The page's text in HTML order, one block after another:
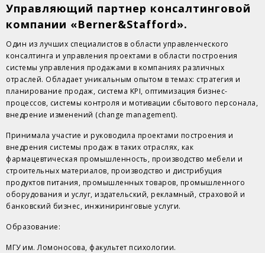
Управляющий партнер консалтинговой
компании «Berner&Stafford».
Один из лучших специалистов в области управленческого
консалтинга и управления проектами в области построения
системы управления продажами в компаниях различных
отраслей. Обладает уникальным опытом в темах: стратегия и
планирование продаж, система KPI, оптимизация бизнес-
процессов, системы контроля и мотивации сбытового персонала,
внедрение изменений (change management).
Принимала участие и руководила проектами построения и
внедрения системы продаж в таких отраслях, как
фармацевтическая промышленность, производство мебели и
строительных материалов, производство и дистрибуция
продуктов питания, промышленных товаров, промышленного
оборудования и услуг, издательский, рекламный, страховой и
банковский бизнес, инжиниринговые услуги.
Образование:
МГУ им. Ломоносова, факультет психологии.